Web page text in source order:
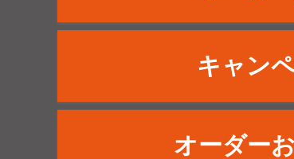
キャン
オーダー